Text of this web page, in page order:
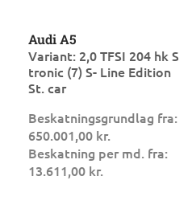
Audi A5
Variant: 2,0 TFSI 204 hk S
tronic (7) S- Line Edition
St. car
Beskatningsgrundlag fra:
650.001,00 kr.
Beskatning per md. fra:
13.611,00 kr.